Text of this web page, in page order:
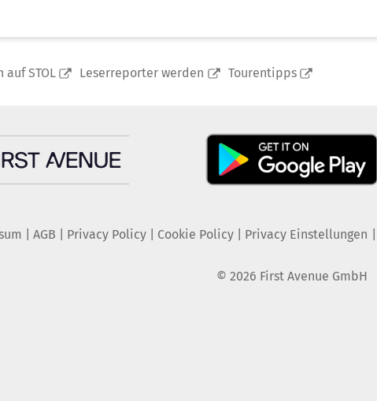
auf STOL Leserreporter werden Tourentipps
AGB Privacy Policy| Cookie Policy| Privacy Einstellungen
© 2026 First Avenue GmbH